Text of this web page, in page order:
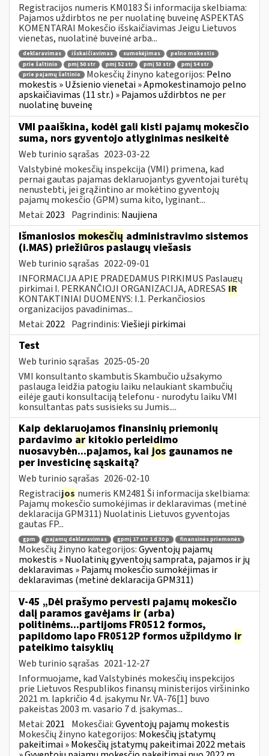
Registracijos numeris KM0183 Ši informacija skelbiama:
Pajamos uždirbtos ne per nuolatinę buveinę ASPEKTAS
KOMENTARAI Mokesčio išskaičiavimas Jeigu Lietuvos
vienetas, nuolatinė buveinė arba...
deklaravimas išskaičiavimas sumokėjimas
pelno mokestis
prie šaltinio
pmį 50 str pmį 52 str pmį 53 str
pmį 54 str
prie pajamų šaltinio
Mokesčių žinyno kategorijos: Pelno
mokestis » Užsienio vienetai » Apmokestinamojo pelno
apskaičiavimas (11 str.) » Pajamos uždirbtos ne per
nuolatinę buveinę
VMI paaiškina, kodėl gali kisti pajamų mokesčio
suma, nors gyventojo atlyginimas nesikeitė
Web turinio sąrašas 2023-03-22
Valstybinė mokesčių inspekcija (VMI) primena, kad
pernai gautas pajamas deklaruojantys gyventojai turėtų
nenustebti, jei grąžintino ar mokėtino gyventojų
pajamų mokesčio (GPM) suma kito, lyginant...
Metai: 2023 Pagrindinis: Naujiena
Išmaniosios mokesčių administravimo sistemos
(i.MAS) priežiūros paslaugų viešasis
Web turinio sąrašas 2022-09-01
INFORMACIJA APIE PRADEDAMUS PIRKIMUS Paslaugų
pirkimai I. PERKANČIOJI ORGANIZACIJA, ADRESAS IR
KONTAKTINIAI DUOMENYS: I.1. Perkančiosios
organizacijos pavadinimas...
Metai: 2022 Pagrindinis:Viešieji pirkimai
Test
Web turinio sąrašas 2025-05-20
VMI konsultanto skambutis Skambučio užsakymo
paslauga leidžia patogiu laiku nelaukiant skambučių
eilėje gauti konsultaciją telefonu - nurodytu laiku VMI
konsultantas pats susisieks su Jumis....
Kaip deklaruojamos finansinių priemonių
pardavimo ar kitokio perleidimo
nuosavybėn...pajamos, kai jos gaunamos ne
per investicinę sąskaitą?
Web turinio sąrašas 2026-02-10
Registracijos numeris KM2481 Ši informacija skelbiama:
Pajamų mokesčio sumokėjimas ir deklaravimas (metinė
deklaracija GPM311) Nuolatinis Lietuvos gyventojas
gautas FP...
gpm pajamų deklaravimas gpmį 17 str 1 d 30 p finansinės priemonės
Mokesčių žinyno kategorijos:Gyventojų pajamų
mokestis » Nuolatinių gyventojų samprata, pajamos ir jų
deklaravimas » Pajamų mokesčio sumokėjimas ir
deklaravimas (metinė deklaracija GPM311)
V-45 „Dėl prašymo pervesti pajamų mokesčio
dalį paramos gavėjams ir (arba)
politinėms...partijoms FR0512 formos,
papildomo lapo FR0512P formos užpildymo ir
pateikimo taisyklių
Web turinio sąrašas 2021-12-27
Informuojame, kad Valstybinės mokesčių inspekcijos
prie Lietuvos Respublikos finansų ministerijos viršininko
2021 m. lapkričio 4 d. įsakymu Nr. VA-76[1] buvo
pakeistas 2003 m. vasario 7 d. įsakymas...
Metai: 2021 Mokesčiai:Gyventojų pajamų mokestis
Mokesčių žinyno kategorijos: Mokesčių įstatymų
pakeitimai » Mokesčių įstatymų pakeitimai 2022 metais